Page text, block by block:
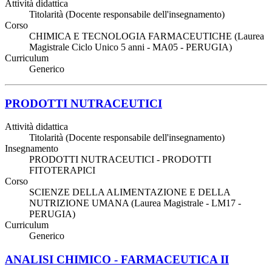
Attività didattica
Titolarità (Docente responsabile dell'insegnamento)
Corso
CHIMICA E TECNOLOGIA FARMACEUTICHE (Laurea
Magistrale Ciclo Unico 5 anni - MA05 - PERUGIA)
Curriculum
Generico
PRODOTTI NUTRACEUTICI
Attività didattica
Titolarità (Docente responsabile dell'insegnamento)
Insegnamento
PRODOTTI NUTRACEUTICI - PRODOTTI
FITOTERAPICI
Corso
SCIENZE DELLA ALIMENTAZIONE E DELLA
NUTRIZIONE UMANA (Laurea Magistrale - LM17 -
PERUGIA)
Curriculum
Generico
ANALISI CHIMICO - FARMACEUTICA II